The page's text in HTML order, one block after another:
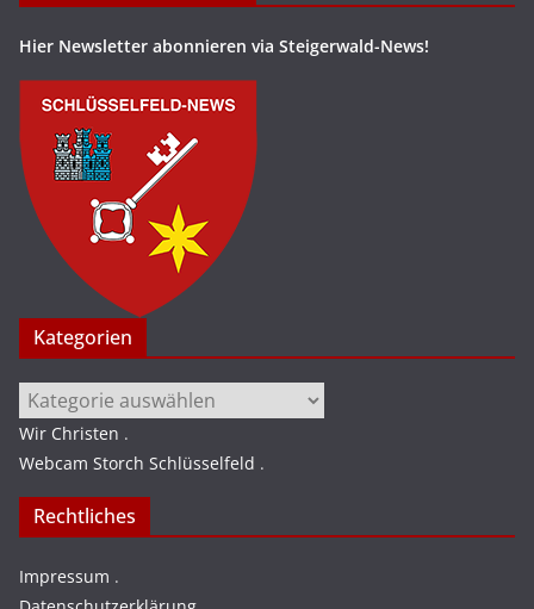
Hier Newsletter abonnieren via Steigerwald-News!
Kategorien
Kategorien
Wir Christen .
Webcam Storch Schlüsselfeld .
Rechtliches
Impressum .